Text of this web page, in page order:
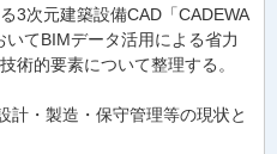
3次元建築設備CAD「CADEWA
てBIMデータ活用による省力
術的要素について整理する。
計・製造・保守管理等の現状と